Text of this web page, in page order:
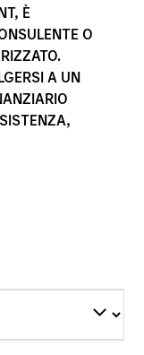
È
O
A UN
Debt Team